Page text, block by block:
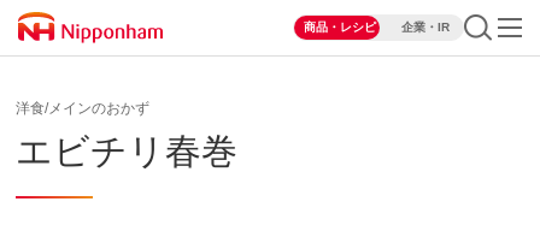
商品・レシピ 企業・IR
洋食/メインのおかず
エビチリ春巻